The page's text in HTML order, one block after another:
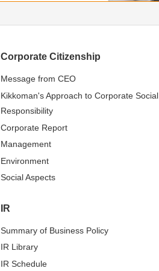
Corporate Citizenship
Message from CEO
Kikkoman's Approach to Corporate Social
Responsibility
Corporate Report
Management
Environment
Social Aspects
IR
Summary of Business Policy
IR Library
IR Schedule